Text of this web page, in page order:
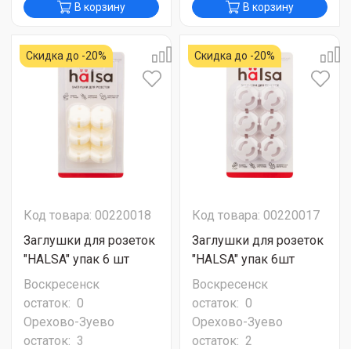
В корзину В корзину
Скидка до -20%
Код товара: 00220018
Заглушки для розеток
"HALSA" упак 6 шт
Воскресенск
остаток: 0
Орехово-Зуево
остаток: 3
Скидка до -20%
Код товара: 00220017
Заглушки для розеток
"HALSA" упак 6шт
Воскресенск
остаток: 0
Орехово-Зуево
остаток: 2